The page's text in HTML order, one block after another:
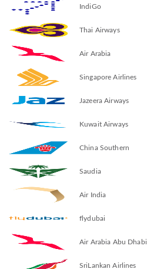
IndiGo
Thai Airways
Air Arabia
Singapore Airlines
Jazeera Airways
Kuwait Airways
China Southern
Saudia
Air India
flydubai
Air Arabia Abu Dhabi
SriLankan Airlines